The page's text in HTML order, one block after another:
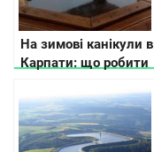
На зимові канікули в
Карпати: що робити